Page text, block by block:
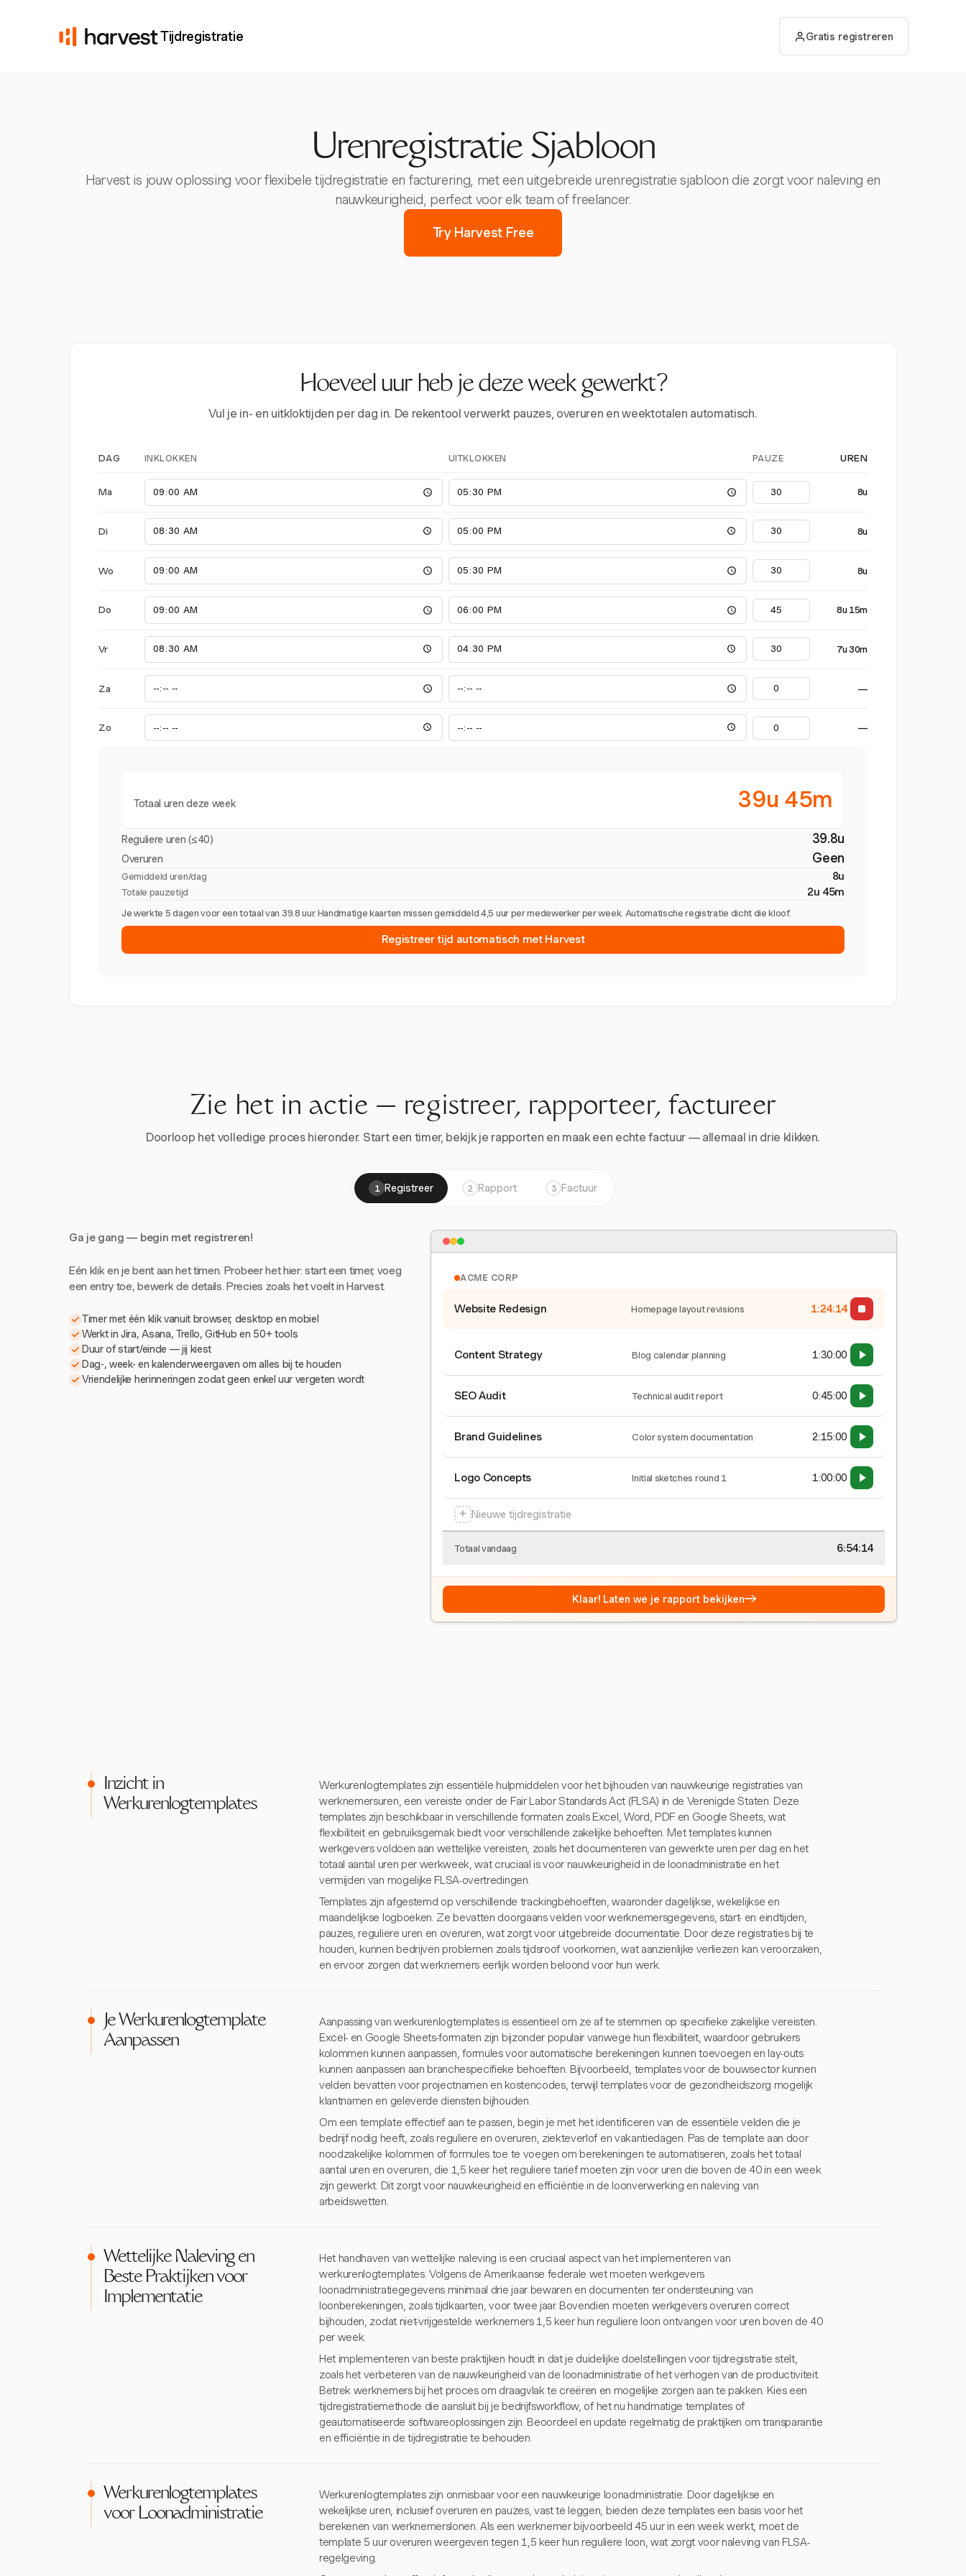
Tijdregistratie Gratis registreren
Urenregistratie Sjabloon
Harvest is jouw oplossing voor flexibele tijdregistratie en facturering, met een uitgebreide urenregistratie sjabloon die zorgt voor naleving en
nauwkeurigheid, perfect voor elk team of freelancer.
Try Harvest Free
Hoeveel uur heb je deze week gewerkt?
Vul je in- en uitkloktijden per dag in. De rekentool verwerkt pauzes, overuren en weektotalen automatisch.
DAG INKLOKKEN UITKLOKKEN PAUZE UREN
Ma 8u
Di 8u
Wo 8u
Do 8u 15m
Vr 7u 30m
Za —
Zo —
Totaal uren deze week 39u 45m
Reguliere uren (≤40) 39.8u
Overuren Geen
Gemiddeld uren/dag 8u
Totale pauzetijd 2u 45m
Je werkte 5 dagen voor een totaal van 39.8 uur. Handmatige kaarten missen gemiddeld 4,5 uur per medewerker per week. Automatische registratie dicht die kloof.
Registreer tijd automatisch met Harvest
Zie het in actie — registreer, rapporteer, factureer
Doorloop het volledige proces hieronder. Start een timer, bekijk je rapporten en maak een echte factuur — allemaal in drie klikken.
1 Registreer 2 Rapport 3 Factuur
Ga je gang — begin met registreren!
Eén klik en je bent aan het timen. Probeer het hier: start een timer, voeg
een entry toe, bewerk de details. Precies zoals het voelt in Harvest.
Timer met één klik vanuit browser, desktop en mobiel
Werkt in Jira, Asana, Trello, GitHub en 50+ tools
Duur of start/einde — jij kiest
Dag-, week- en kalenderweergaven om alles bij te houden
Vriendelijke herinneringen zodat geen enkel uur vergeten wordt
ACME CORP
Website Redesign Homepage layout revisions 1:24:15
Content Strategy Blog calendar planning 1:30:00
SEO Audit Technical audit report 0:45:00
Brand Guidelines Color system documentation 2:15:00
Logo Concepts Initial sketches round 1 1:00:00
+ Nieuwe tijdregistratie
Totaal vandaag 6:54:15
Klaar! Laten we je rapport bekijken→
Inzicht in
Werkurenlogtemplates
Werkurenlogtemplates zijn essentiële hulpmiddelen voor het bijhouden van nauwkeurige registraties van
werknemersuren, een vereiste onder de Fair Labor Standards Act (FLSA) in de Verenigde Staten. Deze
templates zijn beschikbaar in verschillende formaten zoals Excel, Word, PDF en Google Sheets, wat
flexibiliteit en gebruiksgemak biedt voor verschillende zakelijke behoeften. Met templates kunnen
werkgevers voldoen aan wettelijke vereisten, zoals het documenteren van gewerkte uren per dag en het
totaal aantal uren per werkweek, wat cruciaal is voor nauwkeurigheid in de loonadministratie en het
vermijden van mogelijke FLSA-overtredingen.
Templates zijn afgestemd op verschillende trackingbehoeften, waaronder dagelijkse, wekelijkse en
maandelijkse logboeken. Ze bevatten doorgaans velden voor werknemersgegevens, start- en eindtijden,
pauzes, reguliere uren en overuren, wat zorgt voor uitgebreide documentatie. Door deze registraties bij te
houden, kunnen bedrijven problemen zoals tijdsroof voorkomen, wat aanzienlijke verliezen kan veroorzaken,
en ervoor zorgen dat werknemers eerlijk worden beloond voor hun werk.
Je Werkurenlogtemplate
Aanpassen
Aanpassing van werkurenlogtemplates is essentieel om ze af te stemmen op specifieke zakelijke vereisten.
Excel- en Google Sheets-formaten zijn bijzonder populair vanwege hun flexibiliteit, waardoor gebruikers
kolommen kunnen aanpassen, formules voor automatische berekeningen kunnen toevoegen en lay-outs
kunnen aanpassen aan branchespecifieke behoeften. Bijvoorbeeld, templates voor de bouwsector kunnen
velden bevatten voor projectnamen en kostencodes, terwijl templates voor de gezondheidszorg mogelijk
klantnamen en geleverde diensten bijhouden.
Om een template effectief aan te passen, begin je met het identificeren van de essentiële velden die je
bedrijf nodig heeft, zoals reguliere en overuren, ziekteverlof en vakantiedagen. Pas de template aan door
noodzakelijke kolommen of formules toe te voegen om berekeningen te automatiseren, zoals het totaal
aantal uren en overuren, die 1,5 keer het reguliere tarief moeten zijn voor uren die boven de 40 in een week
zijn gewerkt. Dit zorgt voor nauwkeurigheid en efficiëntie in de loonverwerking en naleving van
arbeidswetten.
Wettelijke Naleving en
Beste Praktijken voor
Implementatie
Het handhaven van wettelijke naleving is een cruciaal aspect van het implementeren van
werkurenlogtemplates. Volgens de Amerikaanse federale wet moeten werkgevers
loonadministratiegegevens minimaal drie jaar bewaren en documenten ter ondersteuning van
loonberekeningen, zoals tijdkaarten, voor twee jaar. Bovendien moeten werkgevers overuren correct
bijhouden, zodat niet-vrijgestelde werknemers 1,5 keer hun reguliere loon ontvangen voor uren boven de 40
per week.
Het implementeren van beste praktijken houdt in dat je duidelijke doelstellingen voor tijdregistratie stelt,
zoals het verbeteren van de nauwkeurigheid van de loonadministratie of het verhogen van de productiviteit.
Betrek werknemers bij het proces om draagvlak te creëren en mogelijke zorgen aan te pakken. Kies een
tijdregistratiemethode die aansluit bij je bedrijfsworkflow, of het nu handmatige templates of
geautomatiseerde softwareoplossingen zijn. Beoordeel en update regelmatig de praktijken om transparantie
en efficiëntie in de tijdregistratie te behouden.
Werkurenlogtemplates
voor Loonadministratie
Werkurenlogtemplates zijn onmisbaar voor een nauwkeurige loonadministratie. Door dagelijkse en
wekelijkse uren, inclusief overuren en pauzes, vast te leggen, bieden deze templates een basis voor het
berekenen van werknemerslonen. Als een werknemer bijvoorbeeld 45 uur in een week werkt, moet de
template 5 uur overuren weergeven tegen 1,5 keer hun reguliere loon, wat zorgt voor naleving van FLSA-
regelgeving.